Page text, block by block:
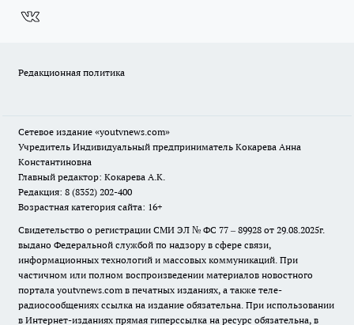
Редакционная политика
Сетевое издание «youtvnews.com»
Учредитель Индивидуальный предприниматель Кокарева Анна
Константиновна
Главный редактор: Кокарева А.К.
Редакция: 8 (8352) 202-400
Возрастная категория сайта: 16+
Свидетельство о регистрации СМИ ЭЛ № ФС 77 – 89928 от 29.08.2025г.
выдано Федеральной службой по надзору в сфере связи,
информационных технологий и массовых коммуникаций. При
частичном или полном воспроизведении материалов новостного
портала youtvnews.com в печатных изданиях, а также теле-
радиосообщениях ссылка на издание обязательна. При использовании
в Интернет-изданиях прямая гиперссылка на ресурс обязательна, в